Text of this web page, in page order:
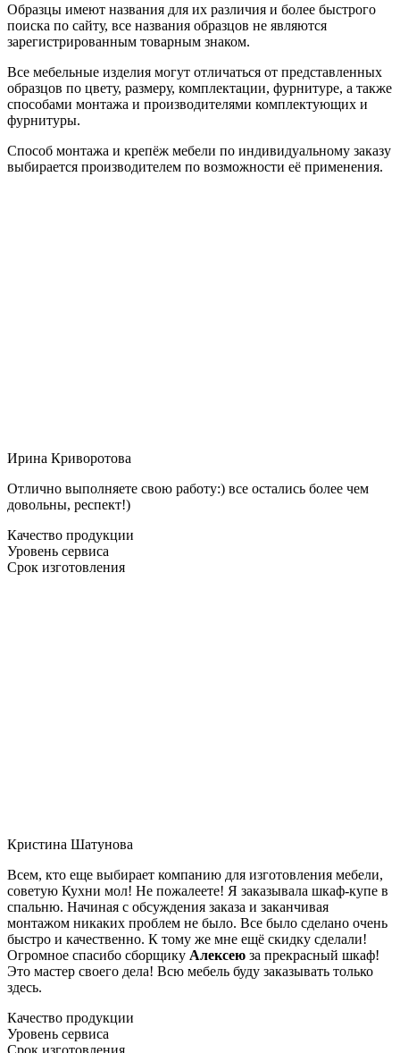
Образцы имеют названия для их различия и более быстрого
поиска по сайту, все названия образцов не являются
зарегистрированным товарным знаком.
Все мебельные изделия могут отличаться от представленных
образцов по цвету, размеру, комплектации, фурнитуре, а также
способами монтажа и производителями комплектующих и
фурнитуры.
Способ монтажа и крепёж мебели по индивидуальному заказу
выбирается производителем по возможности её применения.
Ирина Криворотова
Отлично выполняете свою работу:) все остались более чем
довольны, респект!)
Качество продукции
Уровень сервиса
Срок изготовления
Кристина Шатунова
Всем, кто еще выбирает компанию для изготовления мебели,
советую Кухни мол! Не пожалеете! Я заказывала шкаф-купе в
спальню. Начиная с обсуждения заказа и заканчивая
монтажом никаких проблем не было. Все было сделано очень
быстро и качественно. К тому же мне ещё скидку сделали!
Огромное спасибо сборщику Алексею за прекрасный шкаф!
Это мастер своего дела! Всю мебель буду заказывать только
здесь.
Качество продукции
Уровень сервиса
Срок изготовления